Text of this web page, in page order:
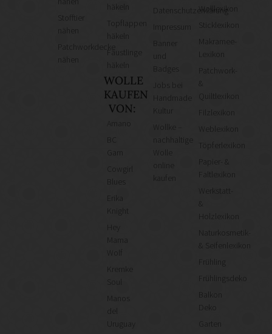
Stofftier
Patchworkdecke
häkeln
Topflappen
häkeln
Fäustlinge
häkeln
WOLLE
KAUFEN
VON:
Cowgirl
Knight
Mama
Wolf
Kremke
Manos
Uruguay
Datenschutzerklärung
Kultur
Wollke –
nachhaltige
kaufen
Wolllexikon
Sticklexikon
Makramee-
Lexikon
Patchwork-
&
Quiltlexikon
Weblexikon
Töpferlexikon
Papier- &
Faltlexikon
Werkstatt-
&
Holzlexikon
Naturkosmetik-
& Seifenlexikon
Frühling
Frühlingsdeko
Balkon
Deko
Garten